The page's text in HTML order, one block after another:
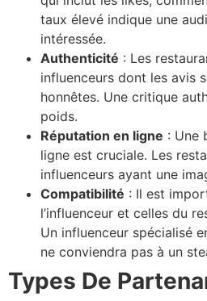
taux élevé indique une
intéressée.
Authenticité : Les
influenceurs dont les avis
honnêtes. Une critique
poids.
Réputation en ligne : Une
ligne est cruciale. Les
influenceurs ayant une
Compatibilité : Il est
l’influenceur et celles du
Un influenceur spécialisé
ne conviendra pas à un
Types De